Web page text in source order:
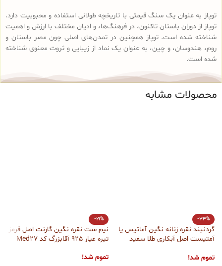
توپاز به عنوان یک سنگ قیمتی با تاریخچه طولانی استفاده و محبوبیت دارد.
توپاز از دوران باستان تاکنون، در فرهنگ‌ها، و ادیان مختلف با ارزش و اهمیت
شناخته شده است. توپاز همچنین در تمدن‌های اصلی چون مصر باستان و
روم، هندوسان، و چین، به عنوان یک نماد از زیبایی و ثروت معنوی شناخته
شده است.
محصولات مشابه
-33%
گردنبند نقره زنانه نگین آماتیس یا
آمتیست اصل آبکاری طلا سفید
تموم شد!
-21%
نیم ست نقره نگین گارنت اصل قرمز
تیره عیار 925 آقابزرگ کد Med27
تموم شد!